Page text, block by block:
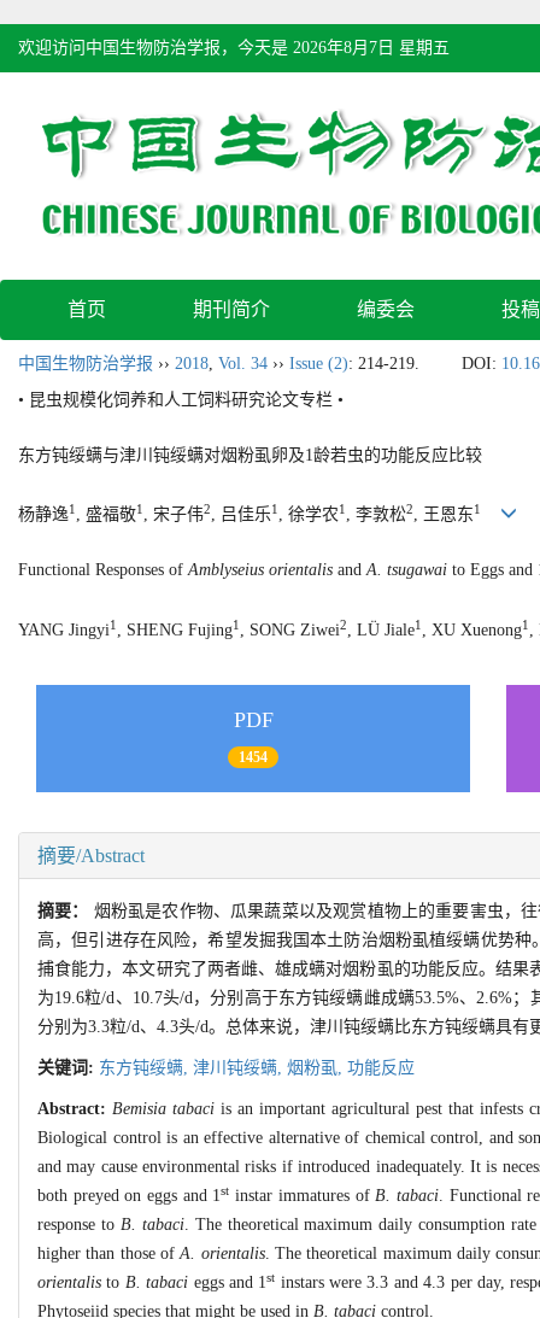
欢迎访问中国生物防治学报，今天是 2026年8月7日 星期五
首页 期刊简介 编委会 投
中国生物防治学报 ›› 2018, Vol. 34 ›› Issue (2): 214-219. DOI:
• 昆虫规模化饲养和人工饲料研究论文专栏 •
东方钝绥螨与津川钝绥螨对烟粉虱卵及1龄若虫的功能反应比较
杨静逸1 , 盛福敬1 , 宋子伟2, 吕佳乐1 , 徐学农1 , 李敦松2, 王恩东1
Functional Responses ofAmblyseius orientalis andA. tsugawai to Eggs and
YANG Jingyi1 , SHENG Fujing1 , SONG Ziwei2 , LÜ Jiale1 , XU Xuenong1
PDF
1454
摘要/Abstract
摘要： 烟粉虱是农作物、瓜果蔬菜以及观赏植物上的重要害虫，
高，但引进存在风险，希望发掘我国本土防治烟粉虱植绥螨优势
捕食能力，本文研究了两者雌、雄成螨对烟粉虱的功能反应。结
为19.6粒/d、10.7头/d，分别高于东方钝绥螨雌成螨53.5%、2.6%
分别为3.3粒/d、4.3头/d。总体来说，津川钝绥螨比东方钝绥螨具
关键词: 东方钝绥螨, 津川钝绥螨, 烟粉虱, 功能反应
Abstract:Bemisia tabaci is an important agricultural pest that infests
Biological control is an effective alternative of chemical control, and
and may cause environmental risks if introduced inadequately. It is
both preyed on eggs and 1st instar immatures ofB. tabaci. Functional
response to B. tabaci. The theoretical maximum daily consumption
higher than those ofA. orientalis. The theoretical maximum daily
orientalis to B. tabaci eggs and 1st instars were 3.3 and 4.3 per day,
Phytoseiid species that might be used in B. tabaci control.